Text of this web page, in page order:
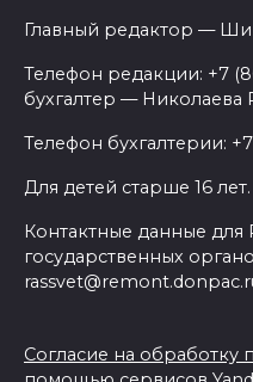
Главный редактор —
Телефон редакции: +7
бухгалтер — Николаева
Телефон бухгалтерии:
Для детей старше 16 лет.
Контактные данные
государственных
Согласие на обработку